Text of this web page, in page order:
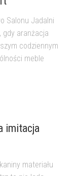
Salonu Jadalni
gdy aranżacja
codziennym
meble
imitacja
materiału